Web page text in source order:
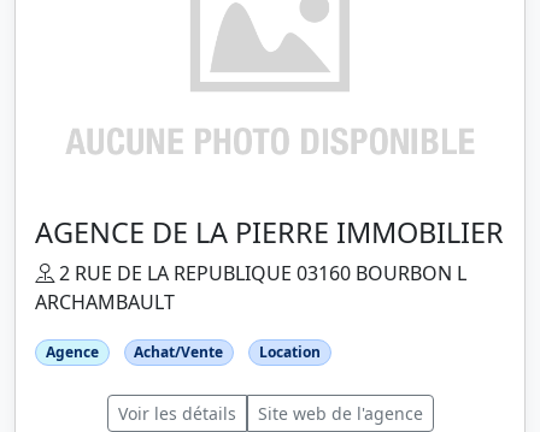
AGENCE DE LA PIERRE IMMOBILIER
2 RUE DE LA REPUBLIQUE 03160 BOURBON L
ARCHAMBAULT
Agence Achat/Vente Location
Voir les détails Site web de l'agence